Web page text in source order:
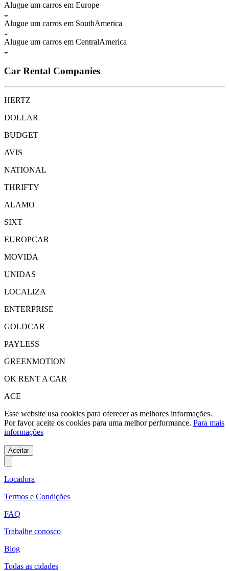
Alugue um carros em Europe
Alugue um carros em SouthAmerica
Alugue um carros em CentralAmerica
Car Rental Companies
HERTZ
DOLLAR
BUDGET
AVIS
NATIONAL
THRIFTY
ALAMO
SIXT
EUROPCAR
MOVIDA
UNIDAS
LOCALIZA
ENTERPRISE
GOLDCAR
PAYLESS
GREENMOTION
OK RENT A CAR
ACE
Esse website usa cookies para oferecer as melhores informações.
Por favor aceite os cookies para uma melhor performance. Para mais
informações
Aceitar
Locadora
Termos e Condições
FAQ
Trabalhe conosco
Blog
Todas as cidades